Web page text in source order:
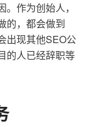
作为创始人，
的，都会做到
出现其他SEO公
的人已经辞职等